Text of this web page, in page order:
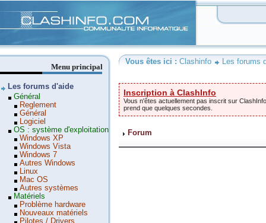
Vous êtes ici : Clashinfo Les forums
Inscription à ClashInfo
Vous n'êtes actuellement pas inscrit sur
prend que quelques secondes.
Forum
Menu principal
Les forums d'aide
Général
Reglement
Général
Logiciel
OS : système d'exploitation
Windows XP
Windows Vista
Windows 7
Autres Windows
Linux
Mac OS
Autres systèmes
Matériels
Problème hardware
Nouveaux matériels
Pilotes / Drivers